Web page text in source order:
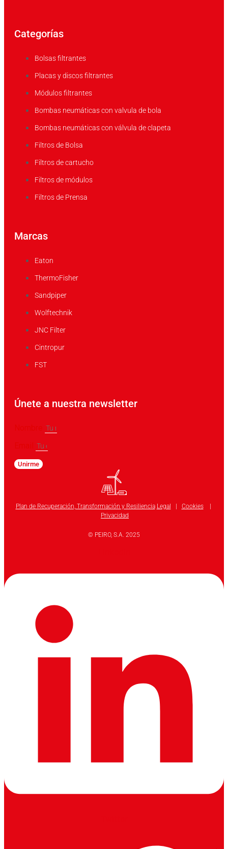
Categorías
Bolsas filtrantes
Placas y discos filtrantes
Módulos filtrantes
Bombas neumáticas con valvula de bola
Bombas neumáticas con válvula de clapeta
Filtros de Bolsa
Filtros de cartucho
Filtros de módulos
Filtros de Prensa
Marcas
Eaton
ThermoFisher
Sandpiper
Wolftechnik
JNC Filter
Cintropur
FST
Únete a nuestra newsletter
Unirme
Plan de Recuperación, Transformación y Resiliencia Legal | Cookies|
Privacidad
© PEIRO, S.A. 2025